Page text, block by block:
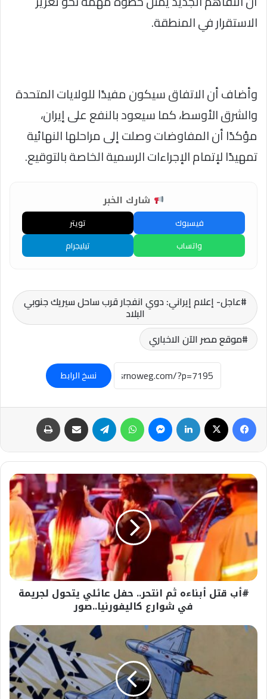
الاستقرار في المنطقة.
وأضاف أن الاتفاق سيكون مفيدًا للولايات المتحدة
والشرق الأوسط، كما سيعود بالنفع على إيران،
مؤكدًا أن المفاوضات وصلت إلى مراحلها النهائية
تمهيدًا لإتمام الإجراءات الرسمية الخاصة بالتوقيع.
شارك الخبر
فيسبوك
تويتر
واتساب
تيليجرام
عاجل- إعلام إيراني: دوي انفجار قرب ساحل سيريك جنوبي
البلاد
موقع مصر الآن الاخباري
نسخ الرابط
فيسبوك لينكدإن ماسنجر واتساب تيلقرام مشاركة عبر البريد
#أب
قتل
أبناءه
ثم
انتحر..
حفل
يتحول
لجريمة
في#أب قتل أبناءه ثم انتحر.. حفل عائلي يتحول لجريمة
في شوارع كاليفورنيا..صور
عاجل-